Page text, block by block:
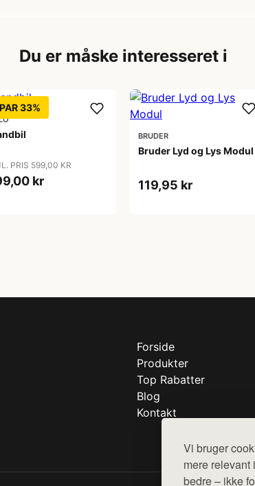
Vi bruger
mere relevant
bedre – ikke
Du er måske interesseret i
33%
PRIS 599,00 KR
kr
BRUDER
Bruder Lyd og Lys Modul
119,95 kr
Forside
Produkter
Top Rabatter
Blog
Kontakt